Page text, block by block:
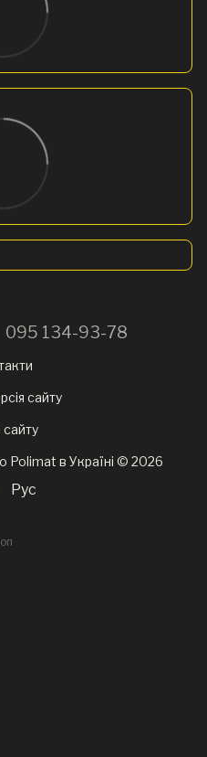
095 134-93-78
сайту
Polimat в Україні © 2026
Рус